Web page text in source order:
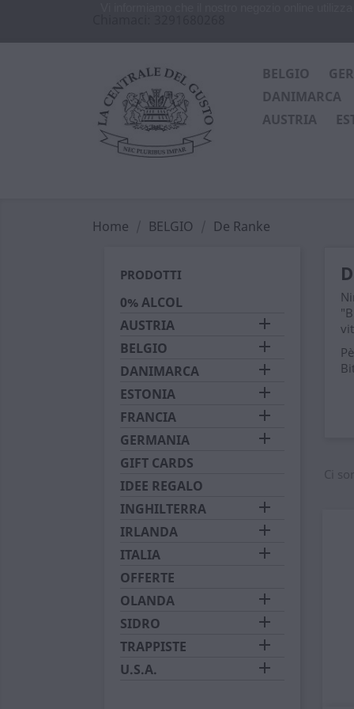
BELGIO
DANIMARCA
AUSTRIA
Home BELGIO De Ranke
PRODOTTI
0% ALCOL
AUSTRIA

BELGIO 
DANIMARCA 
ESTONIA 
FRANCIA 
GERMANIA 
GIFT CARDS
IDEE REGALO
INGHILTERRA

IRLANDA 
ITALIA 
OFFERTE
OLANDA

SIDRO 
TRAPPISTE 
U.S.A. 
Ci